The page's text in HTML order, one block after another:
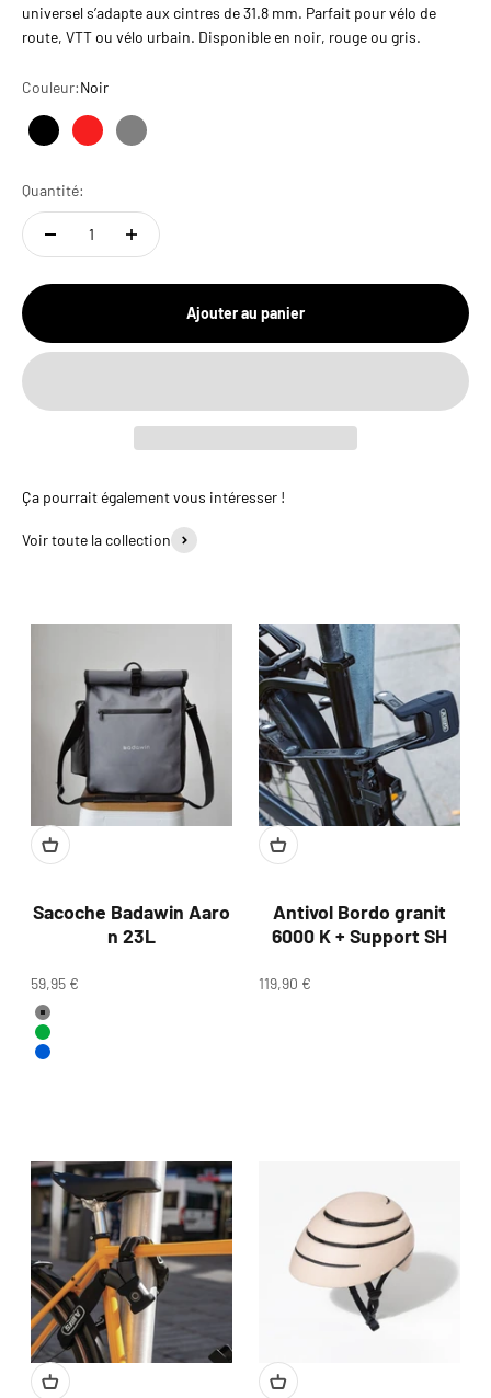
universel s’adapte aux cintres de 31.8 mm. Parfait pour vélo de
route, VTT ou vélo urbain. Disponible en noir, rouge ou gris.
Couleur:Noir
Noir RougeGris
Quantité:
Ajouter au panier
Ça pourrait également vous intéresser !
Voir toute la collection
Sacoche Badawin Aaro
n 23L
Prix de vente
59,95 €
Couleur
Gris
Vert
Bleu
Antivol Bordo granit
6000 K + Support SH
Prix de vente
119,90 €